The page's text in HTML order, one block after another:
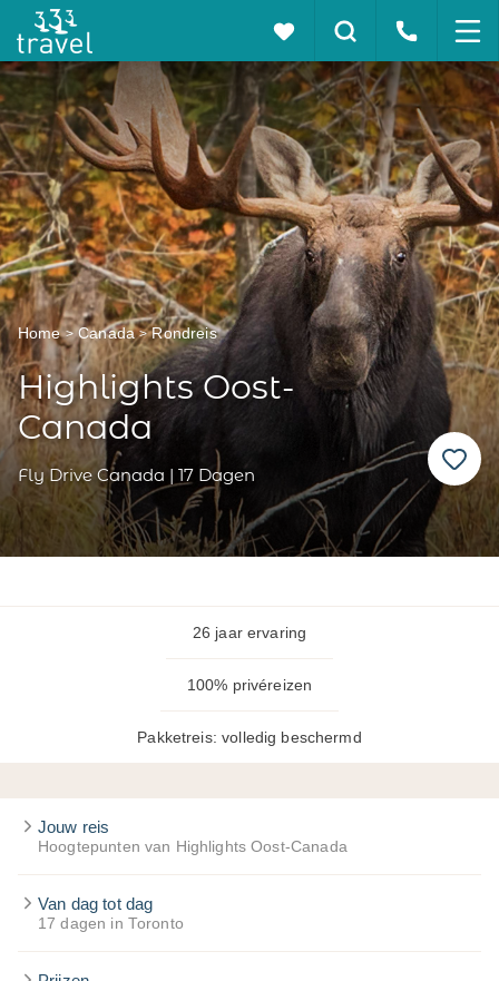
Home Canada Rondreis
Highlights Oost-
Canada
Fly Drive Canada | 17 Dagen
26 jaar ervaring
100% privéreizen
Pakketreis: volledig beschermd
Jouw reis
Hoogtepunten van Highlights Oost-Canada
Van dag tot dag
17 dagen in Toronto